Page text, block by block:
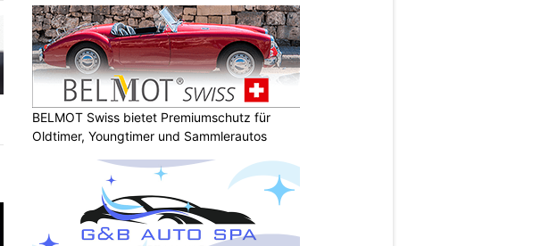
BELMOT Swiss bietet Premiumschutz für
Oldtimer, Youngtimer und Sammlerautos